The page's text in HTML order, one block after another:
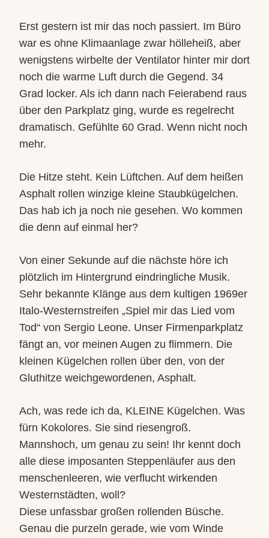
Erst gestern ist mir das noch passiert. Im Büro
war es ohne Klimaanlage zwar hölleheiß, aber
wenigstens wirbelte der Ventilator hinter mir dort
noch die warme Luft durch die Gegend. 34
Grad locker. Als ich dann nach Feierabend raus
über den Parkplatz ging, wurde es regelrecht
dramatisch. Gefühlte 60 Grad. Wenn nicht noch
mehr.
Die Hitze steht. Kein Lüftchen. Auf dem heißen
Asphalt rollen winzige kleine Staubkügelchen.
Das hab ich ja noch nie gesehen. Wo kommen
die denn auf einmal her?
Von einer Sekunde auf die nächste höre ich
plötzlich im Hintergrund eindringliche Musik.
Sehr bekannte Klänge aus dem kultigen 1969er
Italo-Westernstreifen „Spiel mir das Lied vom
Tod“ von Sergio Leone. Unser Firmenparkplatz
fängt an, vor meinen Augen zu flimmern. Die
kleinen Kügelchen rollen über den, von der
Gluthitze weichgewordenen, Asphalt.
Ach, was rede ich da, KLEINE Kügelchen. Was
fürn Kokolores. Sie sind riesengroß.
Mannshoch, um genau zu sein! Ihr kennt doch
alle diese imposanten Steppenläufer aus den
menschenleeren, wie verflucht wirkenden
Westernstädten, woll?
Diese unfassbar großen rollenden Büsche.
Genau die purzeln gerade, wie vom Winde